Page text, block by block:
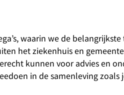
waarin we de belangrijkste
het ziekenhuis en
kunnen voor advies en
in de samenleving